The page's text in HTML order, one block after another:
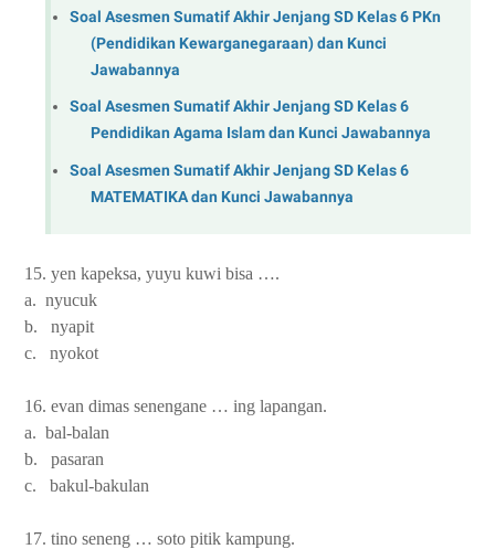
Soal Asesmen Sumatif Akhir Jenjang SD Kelas 6 PKn
(Pendidikan Kewarganegaraan) dan Kunci
Jawabannya
Soal Asesmen Sumatif Akhir Jenjang SD Kelas 6
Pendidikan Agama Islam dan Kunci Jawabannya
Soal Asesmen Sumatif Akhir Jenjang SD Kelas 6
MATEMATIKA dan Kunci Jawabannya
15. yen kapeksa, yuyu kuwi bisa ….
a. nyucuk
b. nyapit
c. nyokot
16. evan dimas senengane … ing lapangan.
a. bal-balan
b. pasaran
c. bakul-bakulan
17. tino seneng … soto pitik kampung.